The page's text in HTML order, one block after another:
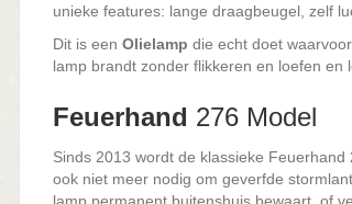
unieke features: lange draagbeugel, zelf
Dit is een Olielamp die echt doet
lamp brandt zonder flikkeren en loefen en
Feuerhand 276 Model
Sinds 2013 wordt de klassieke
ook niet meer nodig om geverfde